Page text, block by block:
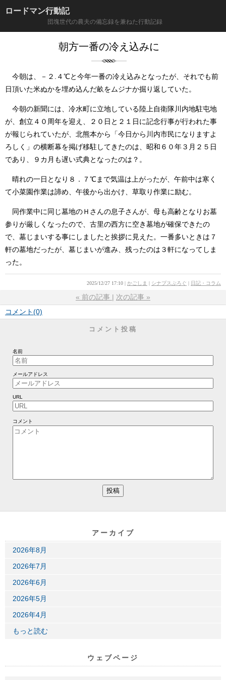
ロードマン行動記
団塊世代の農夫の備忘録を兼ねた行動記録
朝方一番の冷え込みに
今朝は、－２.４℃と今年一番の冷え込みとなったが、それでも前
日頂いた米ぬかを埋め込んだ畝をムジナか掘り返していた。
今朝の新聞には、冷水町に立地している陸上自衛隊川内地駐屯地
が、創立４０周年を迎え、２０日と２１日に記念行事が行われた事
が報じられていたが、北熊本から「今日から川内市民になりますよ
ろしく」の横断幕を掲げ移駐してきたのは、昭和６０年３月２５日
であり、９カ月も遅い式典となったのは？。
晴れの一日となり８．７℃まで気温は上がったが、午前中は寒く
て小菜園作業は諦め、午後から出かけ、草取り作業に励む。
同作業中に同じ墓地のＨさんの息子さんが、母も高齢となりお墓
参りが厳しくなったので、古里の西方に空き墓地が確保できたの
で、墓じまいする事にしましたと挨拶に見えた。一番多いときは７
軒の墓地だったが、墓じまいが進み、残ったのは３軒になってしま
った。
2025/12/27 17:10 かごしま シナプスぶろぐ 日記・コラム
« 前の記事 次の記事 »
コメント(0)
コメント投稿
名前
メールアドレス
URL
コメント
アーカイブ
2026年8月
2026年7月
2026年6月
2026年5月
2026年4月
もっと読む
ウェブページ